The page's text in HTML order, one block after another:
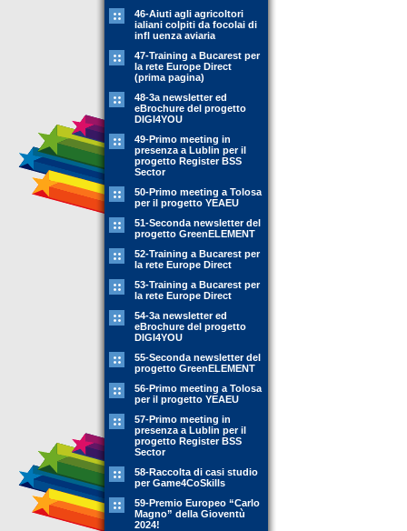
46-Aiuti agli agricoltori
ialiani colpiti da focolai di
infl uenza aviaria
47-Training a Bucarest per
la rete Europe Direct
(prima pagina)
48-3a newsletter ed
eBrochure del progetto
DIGI4YOU
49-Primo meeting in
presenza a Lublin per il
progetto Register BSS
Sector
50-Primo meeting a Tolosa
per il progetto YEAEU
51-Seconda newsletter del
progetto GreenELEMENT
52-Training a Bucarest per
la rete Europe Direct
53-Training a Bucarest per
la rete Europe Direct
54-3a newsletter ed
eBrochure del progetto
DIGI4YOU
55-Seconda newsletter del
progetto GreenELEMENT
56-Primo meeting a Tolosa
per il progetto YEAEU
57-Primo meeting in
presenza a Lublin per il
progetto Register BSS
Sector
58-Raccolta di casi studio
per Game4CoSkills
59-Premio Europeo “Carlo
Magno” della Gioventù
2024!